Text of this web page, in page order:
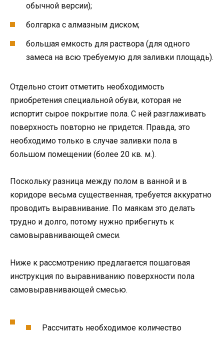
обычной версии);
болгарка с алмазным диском;
большая емкость для раствора (для одного
замеса на всю требуемую для заливки площадь).
Отдельно стоит отметить необходимость
приобретения специальной обуви, которая не
испортит сырое покрытие пола. С ней разглаживать
поверхность повторно не придется. Правда, это
необходимо только в случае заливки пола в
большом помещении (более 20 кв. м.).
Поскольку разница между полом в ванной и в
коридоре весьма существенная, требуется аккуратно
проводить выравнивание. По маякам это делать
трудно и долго, потому нужно прибегнуть к
самовыравнивающей смеси.
Ниже к рассмотрению предлагается пошаговая
инструкция по выравниванию поверхности пола
самовыравнивающей смесью.
Рассчитать необходимое количество